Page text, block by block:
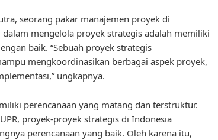
seorang pakar manajemen proyek di
mengelola proyek strategis adalah memiliki
baik. “Sebuah proyek strategis
mengkoordinasikan berbagai aspek proyek,
ungkapnya.
perencanaan yang matang dan terstruktur.
proyek-proyek strategis di Indonesia
perencanaan yang baik. Oleh karena itu,